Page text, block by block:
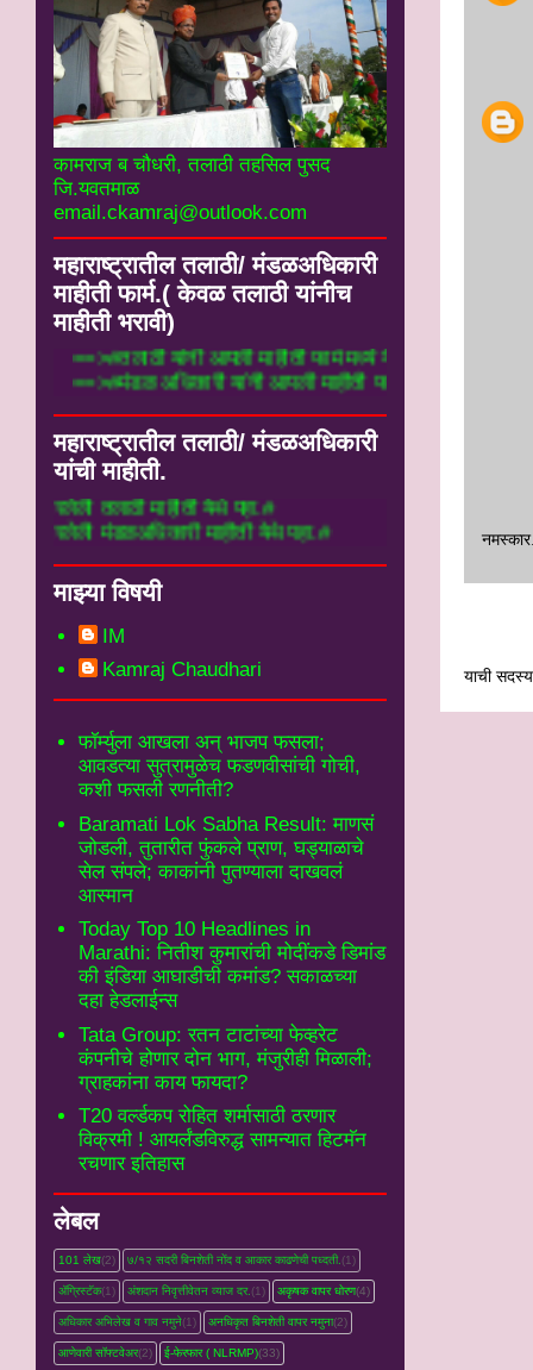
याची
कामराज ब चौधरी, तलाठी तहसिल पुसद
जि.यवतमाळ
email.ckamraj@outlook.com
महाराष्ट्रातील तलाठी/ मंडळअधिकारी
माहीती फार्म.( केवळ तलाठी यांनीच
माहीती भरावी)
==>#तलाठी यांनी आपली माहीती फार्म मध्ये येथे
==>#मंडळ अधिकारी यांनी आपली माहीती फार्म
महाराष्ट्रातील तलाठी/ मंडळअधिकारी
यांची माहीती.
माहीती येथे पहा.#
माहीती येथे पहा.#
माझ्या विषयी
IM
Kamraj Chaudhari
फॉर्म्युला आखला अन् भाजप फसला;
आवडत्या सुत्रामुळेच फडणवीसांची गोची,
कशी फसली रणनीती?
Baramati Lok Sabha Result: माणसं
जोडली, तुतारीत फुंकले प्राण, घड्याळाचे
सेल संपले; काकांनी पुतण्याला दाखवलं
आस्मान
Today Top 10 Headlines in
Marathi: नितीश कुमारांची मोदींकडे डिमांड
की इंडिया आघाडीची कमांड? सकाळच्या
दहा हेडलाईन्स
Tata Group: रतन टाटांच्या फेव्हरेट
कंपनीचे होणार दोन भाग, मंजुरीही मिळाली;
ग्राहकांना काय फायदा?
T20 वर्ल्डकप रोहित शर्मासाठी ठरणार
विक्रमी ! आयर्लंडविरुद्ध सामन्यात हिटमॅन
रचणार इतिहास
लेबल
101 लेख(2) ७/१२ सदरी बिनशेती नोंद व आकार काढणेची पध्दती. (1)
ॲग्रिस्टॅक(1) अंशदान निवृत्तीवेतन व्‍याज दर. (1) अकृषक वापर धोरण(4)
अधिकार अभिलेख व गाव नमुने(1) अनधिकृत बिनशेती वापर नमुना(2)
आणेवारी सॉफ्टवेअर(2) ई-फेरफार ( NLRMP)(33)